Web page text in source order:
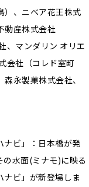
）、ニベア花王株式
動産株式会社
、マンダリン オリエ
会社（コレド室町
永製菓株式会社、
ナビ」：日本橋が発
水面(ミナモ)に映る
ビ」が新登場しま